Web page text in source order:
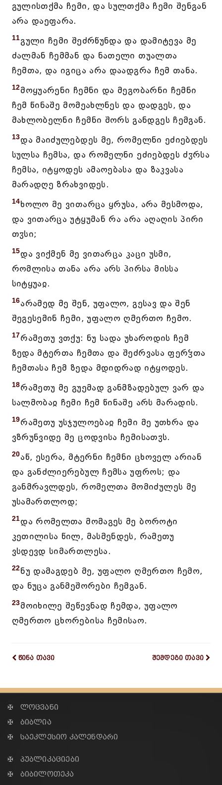
გულისთქმა ჩემი, და სულთქმა ჩემი შენგან
არა დაეფარა.
11გული ჩემი შეძრწუნდა და დამიტევა მე
ძალმან ჩემმან და ნათელი თუალთა
ჩემთა, და იგიცა არა დაადგრა ჩემ თანა.
12მოყუარენი ჩემნი და მეგობარნი ჩემნი
ჩემ წინაშე მომეახლნეს და დადგეს, და
მახლობელნი ჩემნი შორს განდგეს ჩემგან.
13და მაიძულებდეს მე, რომელნი ეძიებდეს
სულსა ჩემსა, და რომელნი ეძიებდეს ძჳრსა
ჩემსა, იტყოდეს ამაოებასა და ზაკვასა
მარადღე ზრახვიდეს.
14ხოლო მე ვითარცა ყრუსა, არა მესმოდა,
და ვითარცა უტყუმან რა არა აღაღის პირი
თჳსი;
15და ვიქმენ მე ვითარცა კაცი უსმი,
რომლისა თანა არა არს პირსა მისსა
სიტყუაჲ.
16არამედ მე შენ, უფალო, გესავ და შენ
შეგესემინ ჩემი, უფალო ღმერთო ჩემო.
17რამეთუ ვთქუ: ნუ სადა უხაროდის ჩემ
ზედა მტერთა ჩემთა და შეძრვასა ფერჴთა
ჩემთასა ჩემ ზედა მდიდრად იტყოდეს.
18რამეთუ მე გუემად განმზადებულ ვარ და
სალმობაჲ ჩემი ჩემ წინაშე არს მარადის.
19რამეთუ უსჯულოებაჲ ჩემი მე უთხრა და
ვზრუნვიდე მე ცოდვისა ჩემისათჳს.
20აწ, ესერა, მტერნი ჩემნი ცხოველ არიან
და განძლიერებულ ჩემსა უფროს; და
განმრავლდეს, რომელთა მომიძულეს მე
უსამართლოდ;
21და რომელთა მომაგეს მე ბოროტი
კეთილისა წილ, მასმენდეს, რამეთუ
ვსდევდ სიმართლესა.
22ნუ დამაგდებ მე, უფალო ღმერთო ჩემო,
და ნუცა განმეშორები ჩემგან.
23მოიხილე შეწევნად ჩემდა, უფალო
ღმერთო ცხორებისა ჩემისაო.
წინა თავი შემდეგი თავი
✠ ლოცვანი
✠ ბიბლია
✠ საეკლესიო კალენდარი
✠ პუბლიკაციები
✠ ბიბილოთეკა